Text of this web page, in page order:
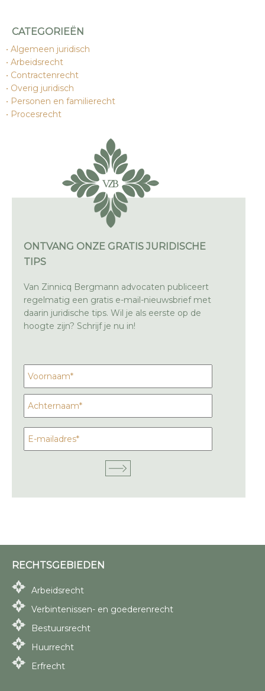
CATEGORIEËN
Algemeen juridisch
Arbeidsrecht
Contractenrecht
Overig juridisch
Personen en familierecht
Procesrecht
ONTVANG ONZE GRATIS JURIDISCHE
TIPS
Van Zinnicq Bergmann advocaten publiceert
regelmatig een gratis e-mail-nieuwsbrief met
daarin juridische tips. Wil je als eerste op de
hoogte zijn? Schrijf je nu in!
RECHTSGEBIEDEN
Arbeidsrecht
Verbintenissen- en goederenrecht
Bestuursrecht
Huurrecht
Erfrecht